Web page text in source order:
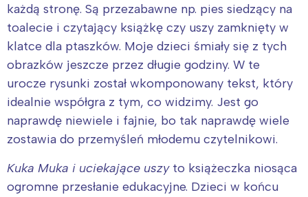
każdą stronę. Są przezabawne np. pies siedzący na
toalecie i czytający książkę czy uszy zamknięty w
klatce dla ptaszków. Moje dzieci śmiały się z tych
obrazków jeszcze przez długie godziny. W te
urocze rysunki został wkomponowany tekst, który
idealnie współgra z tym, co widzimy. Jest go
naprawdę niewiele i fajnie, bo tak naprawdę wiele
zostawia do przemyśleń młodemu czytelnikowi.
Kuka Muka i uciekające uszyto książeczka niosąca
ogromne przesłanie edukacyjne. Dzieci w końcu